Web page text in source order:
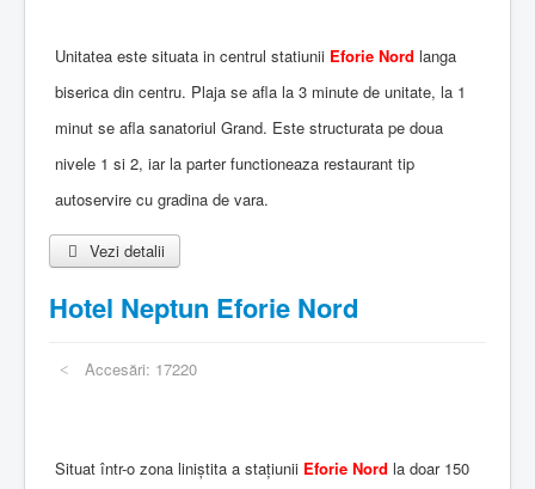
Unitatea este situata in centrul statiunii Eforie Nord langa
biserica din centru. Plaja se afla la 3 minute de unitate, la 1
minut se afla sanatoriul Grand. Este structurata pe doua
nivele 1 si 2, iar la parter functioneaza restaurant tip
autoservire cu gradina de vara.
Vezi detalii
Hotel Neptun Eforie Nord
Accesări: 17220
Situat într-o zona liniștita a stațiunii Eforie Nord la doar 150